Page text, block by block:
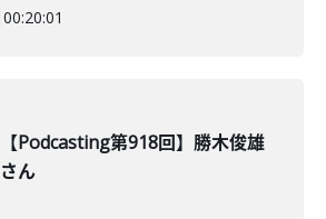
00:20:01
【Podcasting第918回】勝木俊雄
さん